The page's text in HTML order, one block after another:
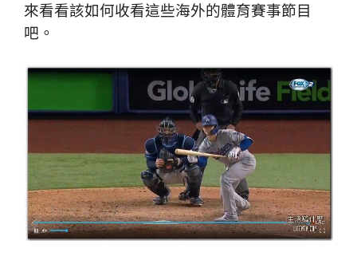
來看看該如何收看這些海外的體育賽事節目
吧。